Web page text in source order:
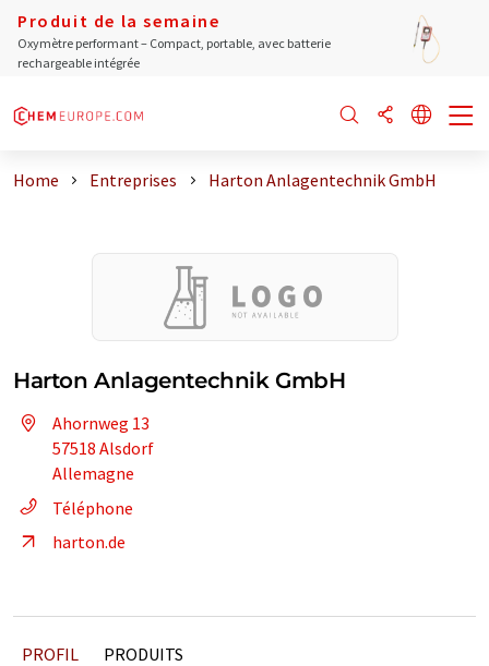
Produit de la semaine
Oxymètre performant – Compact, portable, avec batterie
rechargeable intégrée
Home Entreprises Harton Anlagentechnik GmbH
Harton Anlagentechnik GmbH
Ahornweg 13
57518 Alsdorf
Allemagne
Téléphone
harton.de
PROFIL PRODUITS